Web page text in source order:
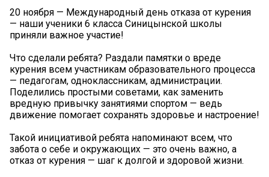
20 ноября — Международный день отказа от курения
— наши ученики 6 класса Синицынской школы
приняли важное участие!
Что сделали ребята? Раздали памятки о вреде
курения всем участникам образовательного процесса
— педагогам, одноклассникам, администрации.
Поделились простыми советами, как заменить
вредную привычку занятиями спортом — ведь
движение помогает сохранять здоровье и настроение!
Такой инициативой ребята напоминают всем, что
забота о себе и окружающих — это очень важно, а
отказ от курения — шаг к долгой и здоровой жизни.